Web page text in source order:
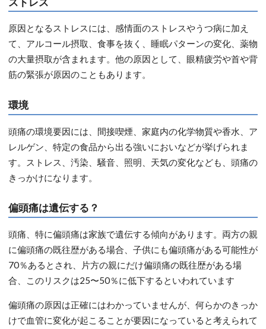
原因となるストレスには、感情面のストレスやうつ病に加え
て、アルコール摂取、食事を抜く、睡眠パターンの変化、薬物
の大量摂取が含まれます。他の原因として、眼精疲労や首や背
筋の緊張が原因のこともあります。
環境
頭痛の環境要因には、間接喫煙、家庭内の化学物質や香水、ア
レルゲン、特定の食品から出る強いにおいなどが挙げられま
す。ストレス、汚染、騒音、照明、天気の変化なども、頭痛の
きっかけになります。
偏頭痛は遺伝する？
頭痛、特に偏頭痛は家族で遺伝する傾向があります。両方の親
に偏頭痛の既往歴がある場合、子供にも偏頭痛がある可能性が
70％あるとされ、片方の親にだけ偏頭痛の既往歴がある場
合、このリスクは25〜50％に低下するといわれています
偏頭痛の原因は正確にはわかっていませんが、何らかのきっか
けで血管に変化が起こることが要因になっていると考えられて